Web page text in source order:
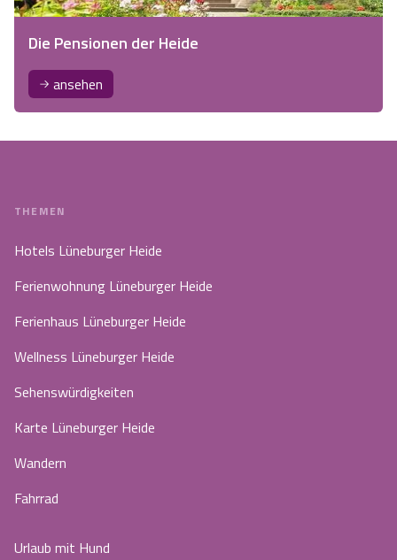
Die Pensionen der Heide
ansehen
THEMEN
Hotels Lüneburger Heide
Ferienwohnung Lüneburger Heide
Ferienhaus Lüneburger Heide
Wellness Lüneburger Heide
Sehenswürdigkeiten
Karte Lüneburger Heide
Wandern
Fahrrad
Urlaub mit Hund